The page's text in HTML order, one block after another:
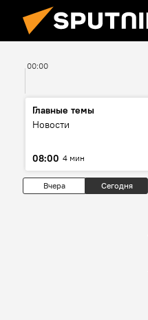
00:00
Главные темы
Новости
08:00 4 мин
Вчера Сегодня